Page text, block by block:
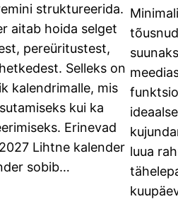
struktureerida.
aitab hoida selget
pereüritustest,
Selleks on
kalendrimalle, mis
kui ka
Erinevad
Lihtne kalender
sobib…
luua